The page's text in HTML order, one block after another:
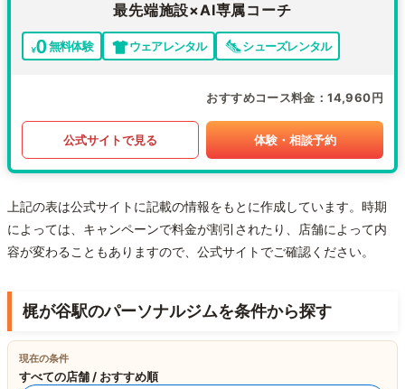
最先端施設×AI専属コーチ
無料体験 ウェアレンタル シューズレンタル
おすすめコース料金 14,960円
公式サイトで見る 体験・相談予約
上記の表は公式サイトに記載の情報をもとに作成しています。時期
によっては、キャンペーンで料金が割引されたり、店舗によって内
容が変わることもありますので、公式サイトでご確認ください。
梶が谷駅のパーソナルジムを条件から探す
現在の条件
すべての店舗 / おすすめ順